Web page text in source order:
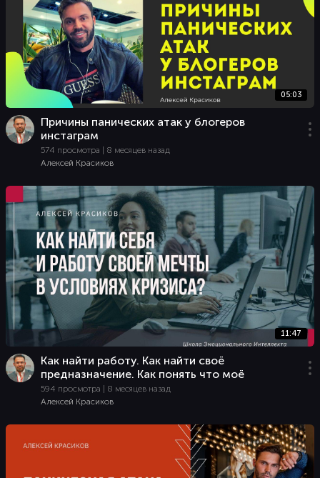
05:03
Причины панических атак у блогеров
инстаграм
574 просмотра | 8 месяцев назад
Алексей Красиков
11:47
Как найти работу. Как найти своё
предназначение. Как понять что моё
594 просмотра | 8 месяцев назад
Алексей Красиков